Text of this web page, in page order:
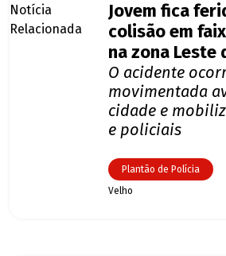
Jovem fica
colisão em
na zona Leste
O acidente
movimentada
cidade e
e policiais
Plantão de Polícia
Velho